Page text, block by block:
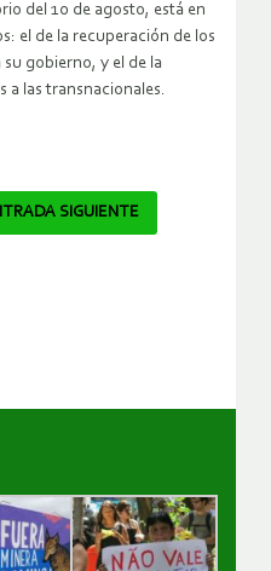
del 10 de agosto, está en
el de la recuperación de los
gobierno, y el de la
a las transnacionales.
SIGUIENTE